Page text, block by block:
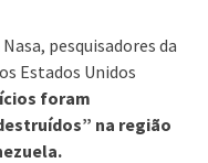
pesquisadores da
Estados Unidos
foram
na região